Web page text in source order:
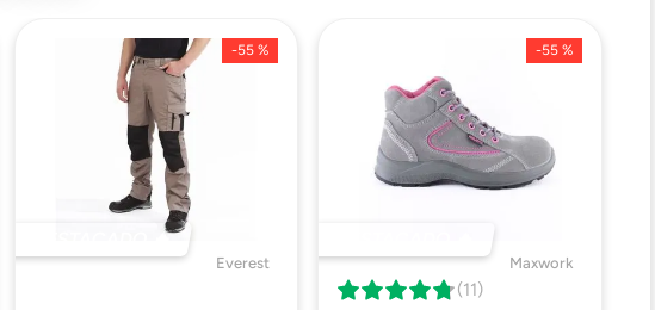
-55 %
DESTACADO 🔥
Everest
-55 %
Maxwork
(11)